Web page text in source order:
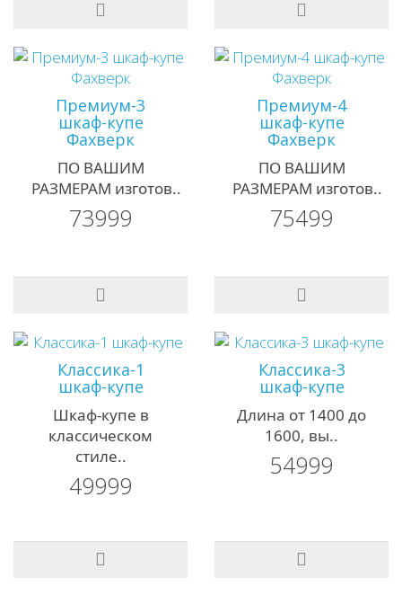
Премиум-3
шкаф-купе
Фахверк
ПО ВАШИМ
РАЗМЕРАМ изготов..
73999
Премиум-4
шкаф-купе
Фахверк
ПО ВАШИМ
РАЗМЕРАМ изготов..
75499
Классика-1
шкаф-купе
Шкаф-купе в
классическом
стиле..
49999
Классика-3
шкаф-купе
Длина от 1400 до
1600, вы..
54999